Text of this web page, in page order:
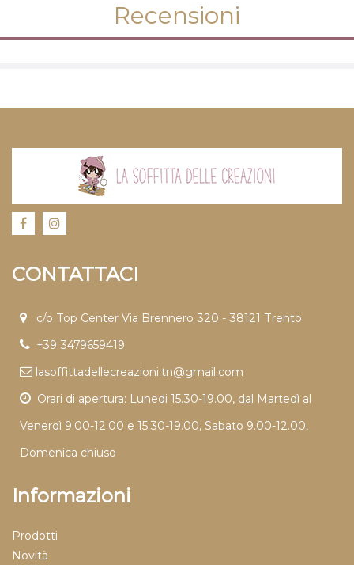
Recensioni
CONTATTACI
c/o Top Center Via Brennero 320 - 38121 Trento
+39 3479659419
lasoffittadellecreazioni.tn@gmail.com
Orari di apertura: Lunedi 15.30-19.00, dal Martedì al
Venerdì 9.00-12.00 e 15.30-19.00, Sabato 9.00-12.00,
Domenica chiuso
Informazioni
Prodotti
Novità